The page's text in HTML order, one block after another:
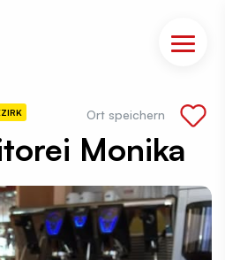
Ort speichern
Monika